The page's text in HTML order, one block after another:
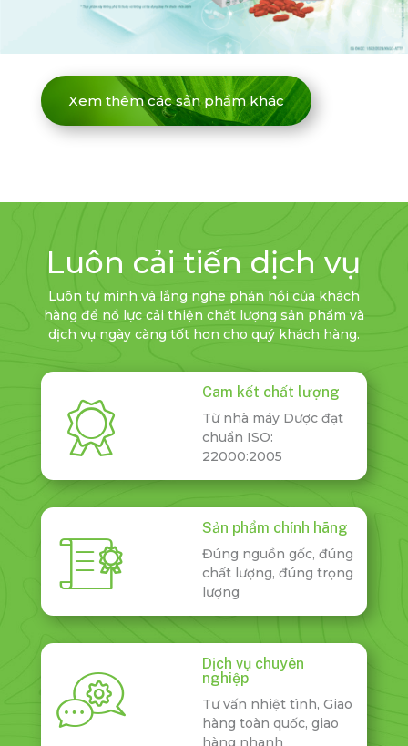
Xem thêm các sản phẩm khác
Luôn cải tiến dịch vụ
Luôn tự mình và lắng nghe phản hồi của khách
hàng để nổ lực cải thiện chất lượng sản phẩm và
dịch vụ ngày càng tốt hơn cho quý khách hàng.
Cam kết chất lượng
Từ nhà máy Dược đạt
chuẩn ISO:
22000:2005
Sản phẩm chính hãng
Đúng nguồn gốc, đúng
chất lượng, đúng trọng
lượng
Dịch vụ chuyên
nghiệp
Tư vấn nhiệt tình, Giao
hàng toàn quốc, giao
hàng nhanh